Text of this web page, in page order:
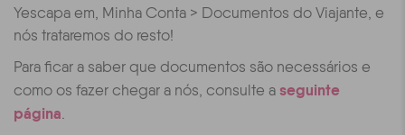
Yescapa em, Minha Conta > Documentos do Viajante, e
nós trataremos do resto!
Para ficar a saber que documentos são necessários e
como os fazer chegar a nós, consulte a seguinte
página.